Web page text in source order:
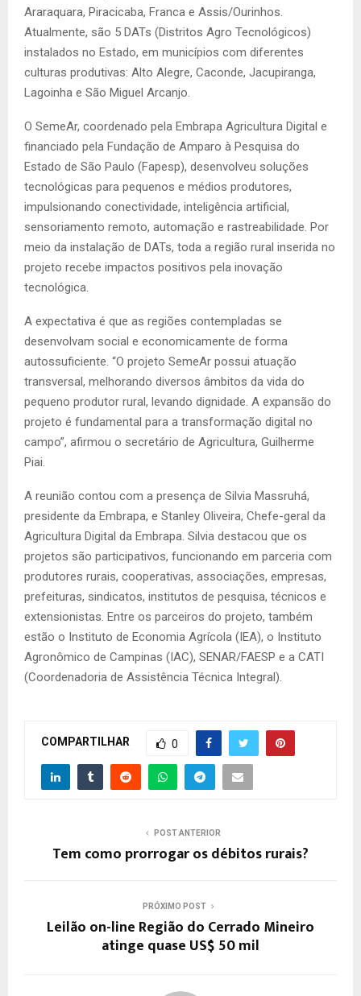
Araraquara, Piracicaba, Franca e Assis/Ourinhos.
Atualmente, são 5 DATs (Distritos Agro Tecnológicos)
instalados no Estado, em municípios com diferentes
culturas produtivas: Alto Alegre, Caconde, Jacupiranga,
Lagoinha e São Miguel Arcanjo.
O SemeAr, coordenado pela Embrapa Agricultura Digital e
financiado pela Fundação de Amparo à Pesquisa do
Estado de São Paulo (Fapesp), desenvolveu soluções
tecnológicas para pequenos e médios produtores,
impulsionando conectividade, inteligência artificial,
sensoriamento remoto, automação e rastreabilidade. Por
meio da instalação de DATs, toda a região rural inserida no
projeto recebe impactos positivos pela inovação
tecnológica.
A expectativa é que as regiões contempladas se
desenvolvam social e economicamente de forma
autossuficiente. “O projeto SemeAr possui atuação
transversal, melhorando diversos âmbitos da vida do
pequeno produtor rural, levando dignidade. A expansão do
projeto é fundamental para a transformação digital no
campo”, afirmou o secretário de Agricultura, Guilherme
Piai.
A reunião contou com a presença de Silvia Massruhá,
presidente da Embrapa, e Stanley Oliveira, Chefe-geral da
Agricultura Digital da Embrapa. Silvia destacou que os
projetos são participativos, funcionando em parceria com
produtores rurais, cooperativas, associações, empresas,
prefeituras, sindicatos, institutos de pesquisa, técnicos e
extensionistas. Entre os parceiros do projeto, também
estão o Instituto de Economia Agrícola (IEA), o Instituto
Agronômico de Campinas (IAC), SENAR/FAESP e a CATI
(Coordenadoria de Assistência Técnica Integral).
COMPARTILHAR 0
POST ANTERIOR
Tem como prorrogar os débitos rurais?
PRÓXIMO POST
Leilão on-line Região do Cerrado Mineiro
atinge quase US$ 50 mil